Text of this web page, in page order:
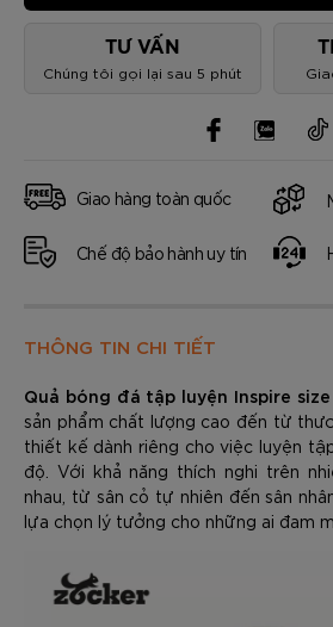
TƯ VẤN
Chúng tôi gọi lại sau 5 phút
Giao hàng toàn quốc
Chế độ bảo hành uy tín
THÔNG TIN CHI TIẾT
Quả bóng đá tập luyện Inspire
sản phẩm chất lượng cao đến từ
thiết kế dành riêng cho việc luyện
độ. Với khả năng thích nghi trên
nhau, từ sân cỏ tự nhiên đến sân
lựa chọn lý tưởng cho những ai đam